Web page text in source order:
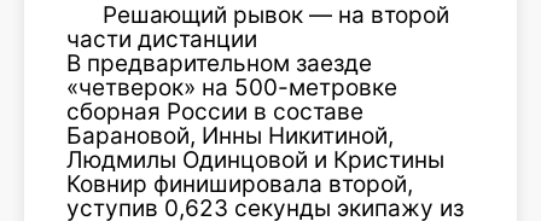
Решающий рывок — на второй
части дистанции
В предварительном заезде
«четверок» на 500-метровке
сборная России в составе
Барановой, Инны Никитиной,
Людмилы Одинцовой и Кристины
Ковнир финишировала второй,
уступив 0,623 секунды экипажу из